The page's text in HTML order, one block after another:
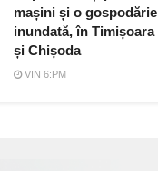
mașini și o gospodărie
inundată, în Timișoara
și Chișoda
VIN 6:PM